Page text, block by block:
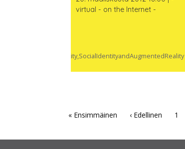
virtual - on the Internet -
#Virtuality,SocialIdentityandAugmentedReality
« Ensimmäinen ‹ Edellinen 1